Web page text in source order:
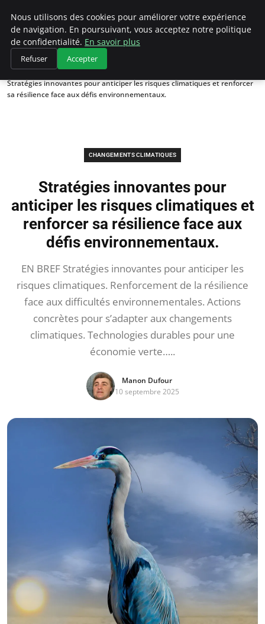
Climategatecountryclub.com
Accueil
Changements climatiques
Stratégies innovantes pour anticiper les risques climatiques et renforcer
sa résilience face aux défis environnementaux.
CHANGEMENTS CLIMATIQUES
Stratégies innovantes pour
anticiper les risques climatiques et
renforcer sa résilience face aux
défis environnementaux.
EN BREF Stratégies innovantes pour anticiper les
risques climatiques. Renforcement de la résilience
face aux difficultés environnementales. Actions
concrètes pour s’adapter aux changements
climatiques. Technologies durables pour une
économie verte…..
Manon Dufour
10 septembre 2025
Nous utilisons des cookies pour améliorer votre expérience
de navigation. En poursuivant, vous acceptez notre politique
de confidentialité. En savoir plus
Refuser Accepter